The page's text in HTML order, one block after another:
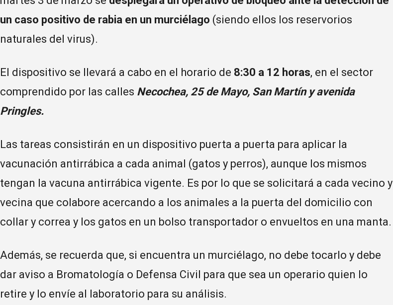
un caso positivo de rabia en un murciélago (siendo ellos los reservorios
naturales del virus).
El dispositivo se llevará a cabo en el horario de 8:30 a 12 horas, en el sector
comprendido por las calles Necochea, 25 de Mayo, San Martín y avenida
Pringles.
Las tareas consistirán en un dispositivo puerta a puerta para aplicar la
vacunación antirrábica a cada animal (gatos y perros), aunque los mismos
tengan la vacuna antirrábica vigente. Es por lo que se solicitará a cada vecino y
vecina que colabore acercando a los animales a la puerta del domicilio con
collar y correa y los gatos en un bolso transportador o envueltos en una manta.
Además, se recuerda que, si encuentra un murciélago, no debe tocarlo y debe
dar aviso a Bromatología o Defensa Civil para que sea un operario quien lo
retire y lo envíe al laboratorio para su análisis.